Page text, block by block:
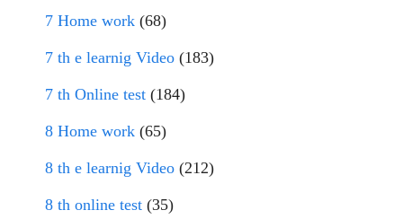
7 Home work (68)
7 th e learnig Video (183)
7 th Online test (184)
8 Home work (65)
8 th e learnig Video (212)
8 th online test (35)